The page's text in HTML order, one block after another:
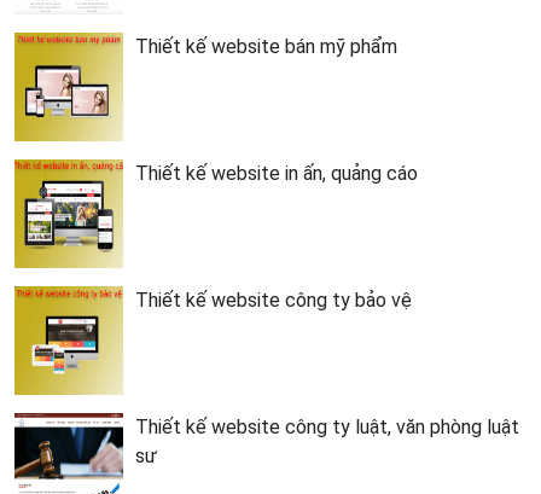
Thiết kế website bán mỹ phẩm
Thiết kế website in ấn, quảng cáo
Thiết kế website công ty bảo vệ
Thiết kế website công ty luật, văn phòng luật
sư